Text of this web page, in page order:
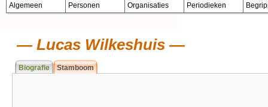
Algemeen Personen Organisaties Periodieken
Lucas Wilkeshuis
Biografie Stamboom